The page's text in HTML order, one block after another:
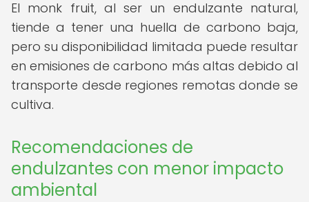
El monk fruit, al ser un endulzante natural,
tiende a tener una huella de carbono baja,
pero su disponibilidad limitada puede resultar
en emisiones de carbono más altas debido al
transporte desde regiones remotas donde se
cultiva.
Recomendaciones de
endulzantes con menor impacto
ambiental